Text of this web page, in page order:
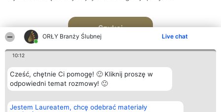
ORŁY Branży Ślubnej Live chat
10:12
Cześć, chętnie Ci pomogę! 🙂 Kliknij proszę w
odpowiedni temat rozmowy! 🙂
Jestem Laureatem, chcę odebrać materiały
Szukaj
Organizator plebiscytu
Bright Side Solutions sp. z o.
Plebiscyt
Laureaci
Kontakt
Kontakt